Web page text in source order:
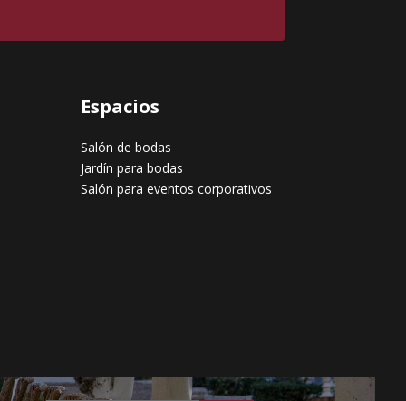
Espacios
Salón de bodas
Jardín para bodas
Salón para eventos corporativos